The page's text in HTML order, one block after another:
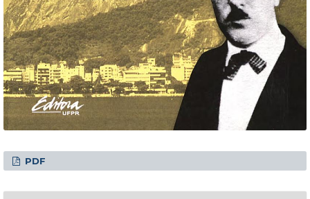
PDF